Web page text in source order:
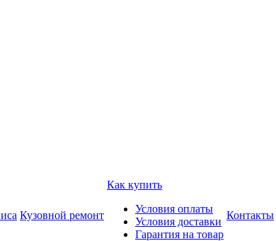
Кузовной ремонт
Как купить
Условия оплаты
Условия доставки
Гарантия на товар
Контакты